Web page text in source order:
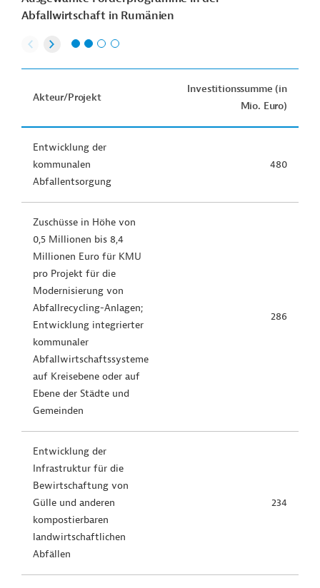
Abfallwirtschaft in Rumänien
Akteur/Projekt
Investitionssumme (in
Mio. Euro)
Entwicklung der
kommunalen
Abfallentsorgung
480
Zuschüsse in Höhe von
0,5 Millionen bis 8,4
Millionen Euro für KMU
pro Projekt für die
Modernisierung von
Abfallrecycling-Anlagen;
Entwicklung integrierter
kommunaler
Abfallwirtschaftssysteme
auf Kreisebene oder auf
Ebene der Städte und
Gemeinden
286
Entwicklung der
Infrastruktur für die
Bewirtschaftung von
Gülle und anderen
kompostierbaren
landwirtschaftlichen
Abfällen
234